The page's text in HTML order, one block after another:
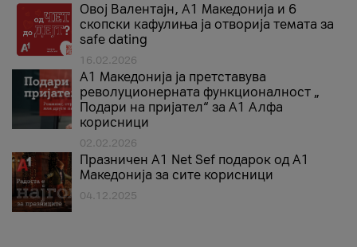
Овој Валентајн, A1 Македонија и 6
скопски кафулиња ја отворија темата за
safe dating
16.02.2026
А1 Македонија ја претставува
револуционерната функционалност „
Подари на пријател“ за А1 Алфа
корисници
02.02.2026
Празничен A1 Net Sеf подарок од А1
Македонија за сите корисници
04.12.2025